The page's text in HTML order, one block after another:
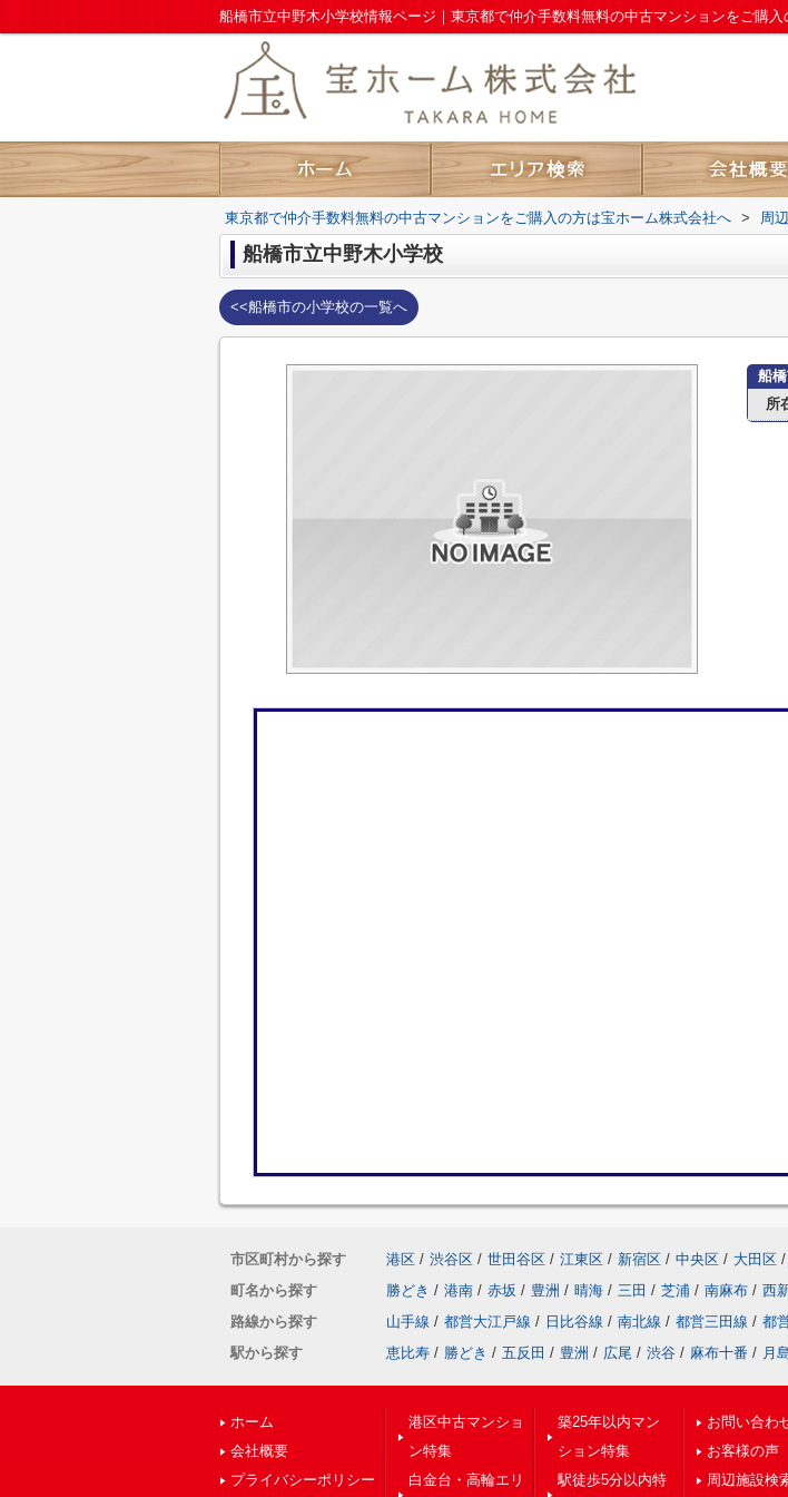
東京都で仲介手数料無料の中古マンションをご購入の方は宝ホーム株式会社へ > 周
船橋市立中野木小学校
<<船橋市の小学校の一覧へ
船
所
市区町村から探す 港区 / 渋谷区 / 世田谷区 / 江東区 / 新宿区 / 中央区 / 大田区 /
町名から探す
勝どき / 港南 / 赤坂 / 豊洲 / 晴海 / 三田 / 芝浦 / 南麻布 / 西
路線から探す
山手線 / 都営大江戸線 / 日比谷線 / 南北線 / 都営三田線 / 都
駅から探す
恵比寿 / 勝どき / 五反田 / 豊洲 / 広尾 / 渋谷 / 麻布十番 / 月
ホーム
会社概要
プライバシーポリシー
港区中古マンショ
ン特集
白金台・高輪エリ
築25年以内マン
ション特集
駅徒歩5分以内特
お問い合わ
お客様の声
周辺施設検